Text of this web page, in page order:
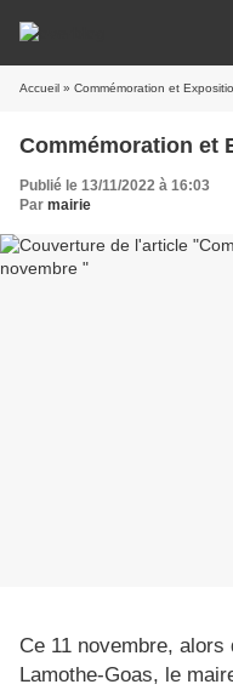
Accueil » Commémoration et
Commémoration et
Publié le 13/11/2022 à 16:03
Par mairie
Ce 11 novembre,
Lamothe-Goas, le